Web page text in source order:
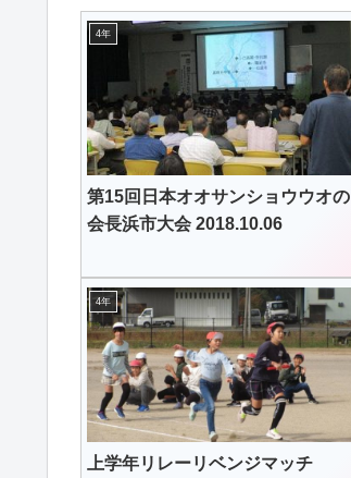
4年
第15回日本オオサンショウウオの
会長浜市大会 2018.10.06
4年
上学年リレーリベンジマッチ